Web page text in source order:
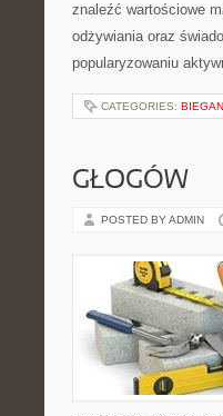
znaleźć wartościowe
odżywiania oraz
popularyzowaniu
CATEGORIES:
GŁOGÓW
POSTED BY ADMIN